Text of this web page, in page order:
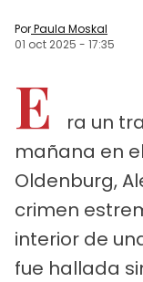
PorPaula Moskal
01 oct 2025 - 17:35
E
ra un
mañana en
Oldenburg,
crimen
interior de
fue hallada